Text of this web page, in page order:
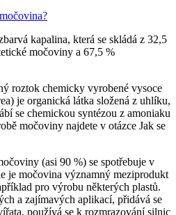
kapalina, která se skládá z 32,5
močoviny a 67,5 %
roztok chemicky vyrobené vysoce
je organická látka složená z uhlíku,
se chemickou syntézou z amoniaku
močoviny najdete v otázce Jak se
(asi 90 %) se spotřebuje v
je močovina významný meziprodukt
pro výrobu některých plastů.
a zajímavých aplikací, přidává se
používá se k rozmrazování silnic